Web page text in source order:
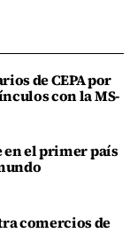
de CEPA por
con la MS-
en el primer país
comercios de